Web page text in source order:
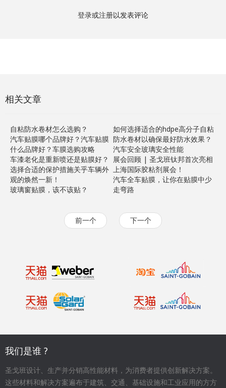
登录或注册以发表评论
相关文章
自粘防水卷材怎么选购？
汽车贴膜哪个品牌好？汽车贴膜
什么品牌好？车膜选购攻略
车漆老化是重新喷还是贴膜好？
选择合适的保护措施关乎车辆外
观的焕然一新！
玻璃窗贴膜，该不该贴？
如何选择适合的hdpe高分子自粘
防水卷材以确保最好防水效果？
汽车安全玻璃安全性能
展会回顾 | 圣戈班钛邦首次亮相
上海国际胶粘剂展会！
汽车全车贴膜，让你在贴膜中少
走弯路
前一个 下一个
我们是谁 ?
圣戈班设计、生产并分销高性能材料，为消费者提供创新解决方案。
这些材料和解决方案遍布于建筑、交通、基础设施和工业应用的方方